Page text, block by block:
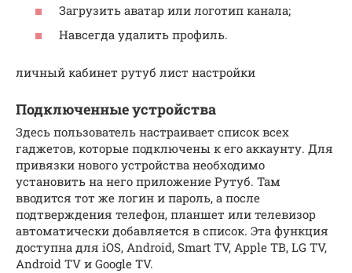
Загрузить аватар или логотип канала;
Навсегда удалить профиль.
личный кабинет рутуб лист настройки
Подключенные устройства
Здесь пользователь настраивает список всех
гаджетов, которые подключены к его аккаунту. Для
привязки нового устройства необходимо
установить на него приложение Рутуб. Там
вводится тот же логин и пароль, а после
подтверждения телефон, планшет или телевизор
автоматически добавляется в список. Эта функция
доступна для iOS, Android, Smart TV, Apple ТВ, LG TV,
Android TV и Google TV.